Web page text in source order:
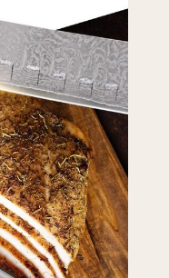
Découvrez
des
de chefs
de pain,
de
de fruits et
à
aiment et
à
DE